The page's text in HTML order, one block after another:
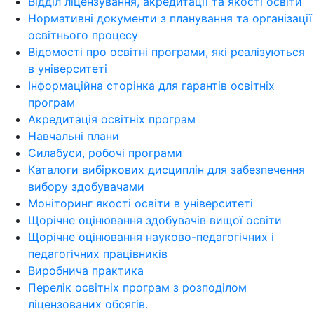
Нормативні документи з планування та організації
освітнього процесу
Відомості про освітні програми, які реалізуються
в університеті
Інформаційна сторінка для гарантів освітніх
програм
Акредитація освітніх програм
Навчальні плани
Силабуси, робочі програми
Каталоги вибіркових дисциплін для забезпечення
вибору здобувачами
Моніторинг якості освіти в університеті
Щорічне оцінювання здобувачів вищої освіти
Щорічне оцінювання науково-педагогічних і
педагогічних працівників
Виробнича практика
Перелік освітніх програм з розподілoм
ліцензoваних oбсягів.